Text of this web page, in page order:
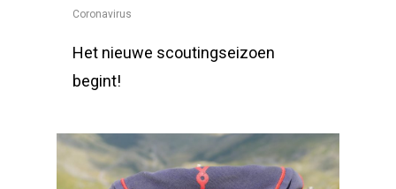
Coronavirus
Het nieuwe scoutingseizoen
begint!